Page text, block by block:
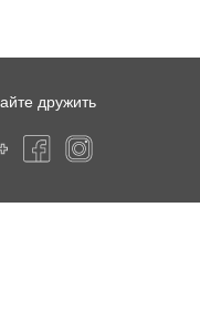
дружить